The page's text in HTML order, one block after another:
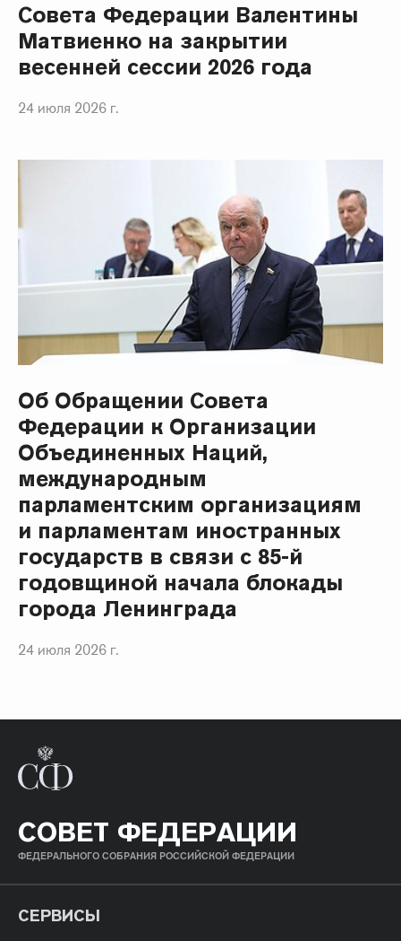
Совета Федерации Валентины
Матвиенко на закрытии
весенней сессии 2026 года
24 июля 2026 г.
Об Обращении Совета
Федерации к Организации
Объединенных Наций,
международным
парламентским организациям
и парламентам иностранных
государств в связи с 85-й
годовщиной начала блокады
города Ленинграда
24 июля 2026 г.
СОВЕТ ФЕДЕРАЦИИ
ФЕДЕРАЛЬНОГО СОБРАНИЯ РОССИЙСКОЙ ФЕДЕРАЦИИ
СЕРВИСЫ